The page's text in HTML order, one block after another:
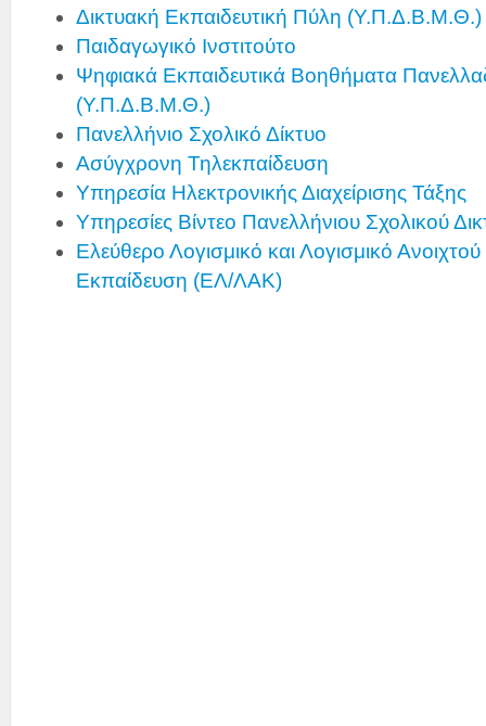
Δικτυακή Εκπαιδευτική Πύλη (Υ.Π.Δ.Β.Μ.Θ.)
Παιδαγωγικό Ινστιτούτο
Ψηφιακά Εκπαιδευτικά Βοηθήματα
(Υ.Π.Δ.Β.Μ.Θ.)
Πανελλήνιο Σχολικό Δίκτυο
Ασύγχρονη Τηλεκπαίδευση
Υπηρεσία Ηλεκτρονικής Διαχείρισης Τάξης
Υπηρεσίες Βίντεο Πανελλήνιου Σχολικού
Ελεύθερο Λογισμικό και Λογισμικό
Εκπαίδευση (ΕΛ/ΛΑΚ)